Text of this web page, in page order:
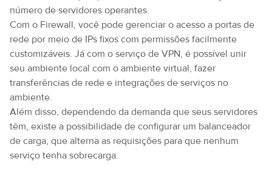
número de servidores operantes.
Com o Firewall, você pode gerenciar o acesso a portas de
rede por meio de IPs fixos com permissões facilmente
customizáveis. Já com o serviço de VPN, é possível unir
seu ambiente local com o ambiente virtual, fazer
transferências de rede e integrações de serviços no
ambiente.
Além disso, dependendo da demanda que seus servidores
têm, existe a possibilidade de configurar um balanceador
de carga, que alterna as requisições para que nenhum
serviço tenha sobrecarga.